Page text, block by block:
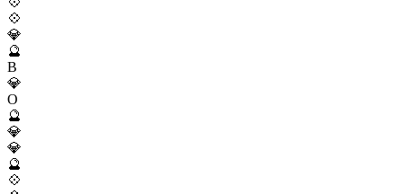
💠
💎
🔮
B
💎
O
🔮
💎
💎
🔮
💠